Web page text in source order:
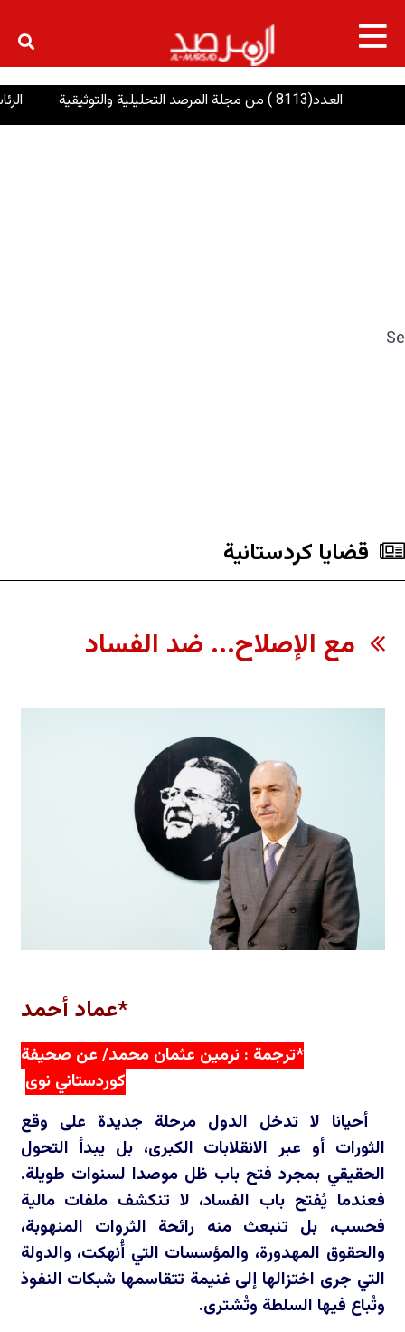
×
قضايا كردستانية
مع الإصلاح... ضد الفساد
*عماد أحمد
*ترجمة : نرمين عثمان محمد/ عن صحيفة
كوردستاني نوى
أحيانا لا تدخل الدول مرحلة جديدة على وقع
الثورات أو عبر الانقلابات الكبرى، بل يبدأ التحول
الحقيقي بمجرد فتح باب ظل موصدا لسنوات طويلة.
فعندما يُفتح باب الفساد، لا تنكشف ملفات مالية
فحسب، بل تنبعث منه رائحة الثروات المنهوبة،
والحقوق المهدورة، والمؤسسات التي أُنهكت، والدولة
التي جرى اختزالها إلى غنيمة تتقاسمها شبكات النفوذ
وتُباع فيها السلطة وتُشترى.